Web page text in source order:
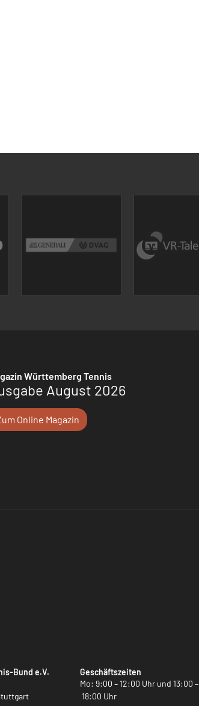
Württemberg Tennis
August 2026
Online Magazin
Bund e.V.
Geschäftszeiten
Mo: 9:00 – 12:00 Uhr und 13:00 –
18:00 Uhr